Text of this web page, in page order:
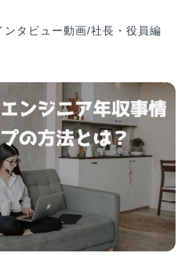
タビュー動画/社長・役員編